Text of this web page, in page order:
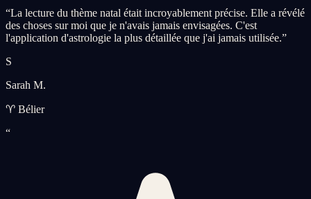
“La lecture du thème natal était incroyablement précise. Elle a révélé
des choses sur moi que je n'avais jamais envisagées. C'est
l'application d'astrologie la plus détaillée que j'ai jamais utilisée.”
S
Sarah M.
♈ Bélier
“